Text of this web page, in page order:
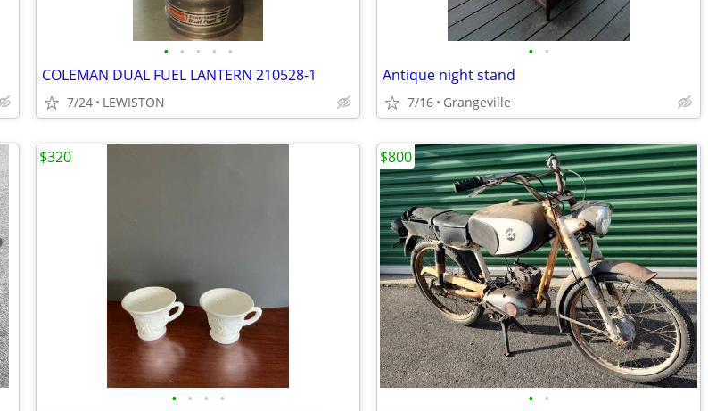
• • • • •
COLEMAN DUAL FUEL LANTERN 210528-1
7/24 LEWISTON
• •
Antique night stand
7/16 Grangeville
• • • •
$320
• •
$800